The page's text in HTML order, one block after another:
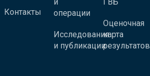
Контакты
операции
Исследования
и публикации
Оценочная
карта
результатов